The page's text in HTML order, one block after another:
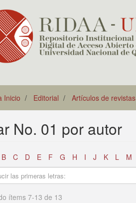
Inicio Editorial Artículos de revistas
No. 01 por autor
B C D E F G H I J K L M
ítems 7-13 de 13